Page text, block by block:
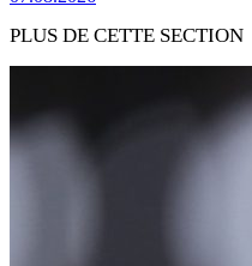
PLUS DE CETTE SECTION